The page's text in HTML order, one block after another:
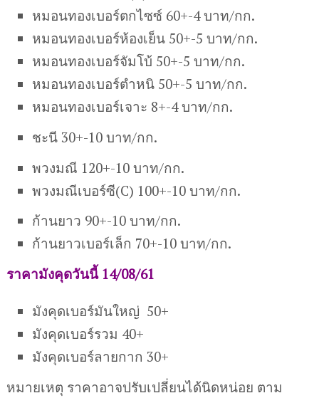
หมอนทองเบอร์ตกไซซ์ 60+-4 บาท/กก.
หมอนทองเบอร์ห้องเย็น 50+-5 บาท/กก.
หมอนทองเบอร์จัมโบ้ 50+-5 บาท/กก.
หมอนทองเบอร์ตำหนิ 50+-5 บาท/กก.
หมอนทองเบอร์เจาะ 8+-4 บาท/กก.
ชะนี 30+-10 บาท/กก.
พวงมณี 120+-10 บาท/กก.
พวงมณีเบอร์ซี(C) 100+-10 บาท/กก.
ก้านยาว 90+-10 บาท/กก.
ก้านยาวเบอร์เล็ก 70+-10 บาท/กก.
ราคามังคุดวันนี้ 14/08/61
มังคุดเบอร์มันใหญ่ 50+
มังคุดเบอร์รวม 40+
มังคุดเบอร์ลายกาก 30+
หมายเหตุ ราคาอาจปรับเปลี่ยนได้นิดหน่อย ตาม